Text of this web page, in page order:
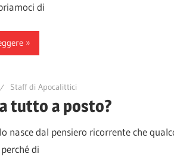
di
Staff di Apocalittici
tutto a posto?
nasce dal pensiero ricorrente che
di